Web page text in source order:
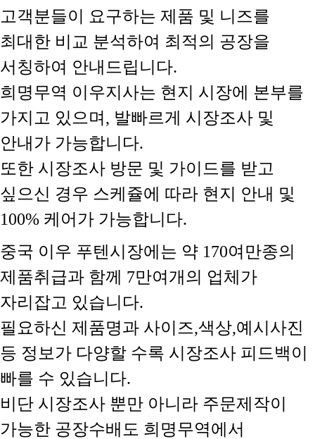
고객분들이 요구하는 제품 및 니즈를
최대한 비교 분석하여 최적의 공장을
서칭하여 안내드립니다.
희명무역 이우지사는 현지 시장에 본부를
가지고 있으며, 발빠르게 시장조사 및
안내가 가능합니다.
또한 시장조사 방문 및 가이드를 받고
싶으신 경우 스케쥴에 따라 현지 안내 및
100% 케어가 가능합니다.
중국 이우 푸텐시장에는 약 170여만종의
제품취급과 함께 7만여개의 업체가
자리잡고 있습니다.
필요하신 제품명과 사이즈,색상,예시사진
등 정보가 다양할 수록 시장조사 피드백이
빠를 수 있습니다.
비단 시장조사 뿐만 아니라 주문제작이
가능한 공장수배도 희명무역에서